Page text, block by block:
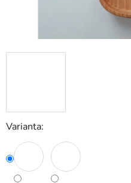
Varianta: